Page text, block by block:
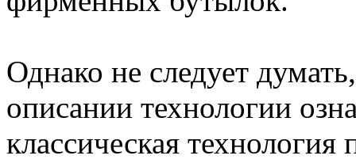
Однако не следует
описании технологии
классическая технология